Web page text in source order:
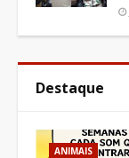
Destaque
ANIMAIS